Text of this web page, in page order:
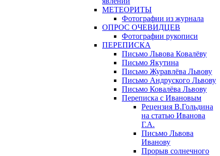
МЕТЕОРИТЫ
Фотографии из журнала
ОПРОС ОЧЕВИДЦЕВ
Фотографии рукописи
ПЕРЕПИСКА
Письмо Львова Ковалёву
Письмо Якутина
Письмо Журавлёва Львову
Письмо Андруского Львову
Письмо Ковалёва Львову
Переписка с Ивановым
Рецензия В.Гольдина
на статью Иванова
Г.А.
Письмо Львова
Иванову
Прорыв солнечного